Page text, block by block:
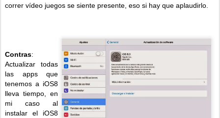
correr vídeo juegos se siente presente, eso si hay que aplaudirlo.
Contras:
Actualizar todas
las apps que
tenemos a iOS8
lleva tiempo, en
mi caso al
instalar el iOS8